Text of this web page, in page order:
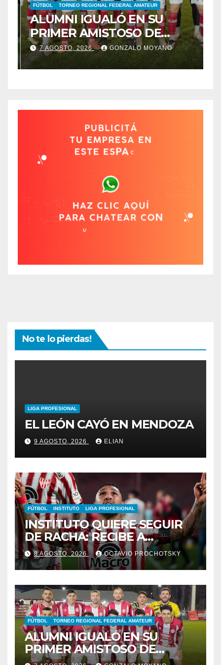
FÚTBOL TORNEO REGIONAL FEDERAL AMATEUR
ALUMNI IGUALÓ EN SU
PRIMER AMISTOSO DE
PRETEMPORADA
7 AGOSTO, 2026 GONZALO MOYANO
No te lo pierdas!
LIGA PROFESIONAL
EL LEÓN CAYÓ EN MENDOZA
9 AGOSTO, 2026 ELIAN
FÚTBOL INSTITUTO LIGA PROFESIONAL
INSTITUTO QUIERE SEGUIR
DE RACHA: RECIBE A
GIMNASIA DE MENDOZA EN
ALTA CÓRDOBA
8 AGOSTO, 2026 OCTAVIO PROCHOTSKY
FÚTBOL TORNEO REGIONAL FEDERAL AMATEUR
ALUMNI IGUALÓ EN SU
PRIMER AMISTOSO DE
PRETEMPORADA